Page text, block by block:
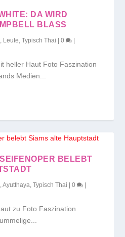
DA WIRD
BLASS
, Leute,Typisch Thai |0
heller Haut Foto Faszination
Medien...
BELEBT
,Ayutthaya,Typisch Thai |0
zu Foto Faszination